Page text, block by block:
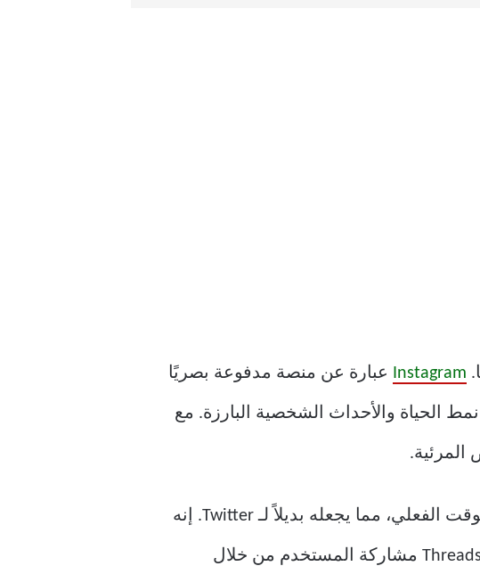
Instagram عبارة عن منصة مدفوعة بصريًا
الحياة والأحداث الشخصية البارزة. مع
على النقيض من ذلك، تم تصميم Threads حول المحادثات النصية والتفاعلات في الوقت الفعلي، مما يجعله بديلاً لـ Twitter. إنه
مصمم لمشاركة الأفكار والآراء والتحديثات بتنسيق مباشر يركز على النص. تشجع Threads مشاركة المستخدم من خلال